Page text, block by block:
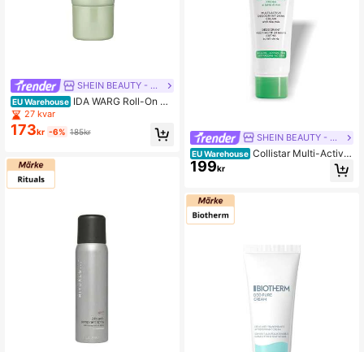
SHEIN BEAUTY - BRANDS
EU Warehouse IDA WARG Roll-On An
tiperspirant Hydrating 50 ml
27 kvar
173kr -6% 185kr SHEIN BEAUTY - BRANDS
EU Warehouse Collistar Multi-Active
Deodorant Cream 24 Hrs 75 ml
199kr